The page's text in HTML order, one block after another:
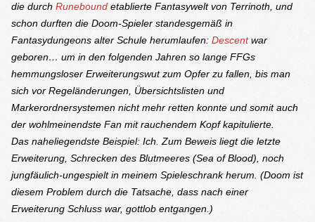
die durch Runebound etablierte Fantasywelt von Terrinoth, und
schon durften die Doom-Spieler standesgemäß in
Fantasydungeons alter Schule herumlaufen: Descentwar
geboren… um in den folgenden Jahren so lange FFGs
hemmungsloser Erweiterungswut zum Opfer zu fallen, bis man
sich vor Regeländerungen, Übersichtslisten und
Markerordnersystemen nicht mehr retten konnte und somit auch
der wohlmeinendste Fan mit rauchendem Kopf kapitulierte.
Das naheliegendste Beispiel: Ich. Zum Beweis liegt die letzte
Erweiterung, Schrecken des Blutmeeres (Sea of Blood), noch
jungfäulich-ungespielt in meinem Spieleschrank herum. (Doom ist
diesem Problem durch die Tatsache, dass nach einer
Erweiterung Schluss war, gottlob entgangen.)